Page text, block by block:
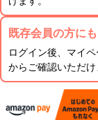
既存会員の方に
ログイン後、マイ
からご確認いただけ